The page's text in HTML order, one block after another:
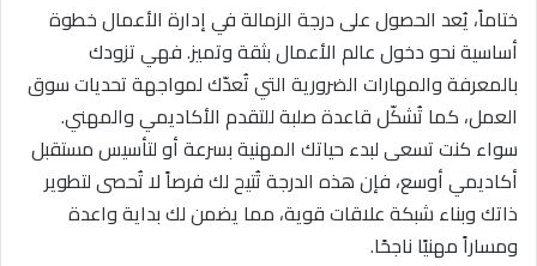
ختاماً، يُعد الحصول على درجة الزمالة في إدارة الأعمال خطوة
أساسية نحو دخول عالم الأعمال بثقة وتميز. فهي تزودك
بالمعرفة والمهارات الضرورية التي تُعدّك لمواجهة تحديات سوق
العمل، كما تُشكّل قاعدة صلبة للتقدم الأكاديمي والمهني.
سواء كنت تسعى لبدء حياتك المهنية بسرعة أو لتأسيس مستقبل
أكاديمي أوسع، فإن هذه الدرجة تُتيح لك فرصاً لا تُحصى لتطوير
ذاتك وبناء شبكة علاقات قوية، مما يضمن لك بداية واعدة
ومساراً مهنيًا ناجحًا.